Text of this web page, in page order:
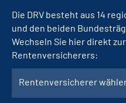
Die DRV besteht aus 14
und den beiden
Wechseln Sie hier direkt
Rentenversicherers:
Rentenversicherer